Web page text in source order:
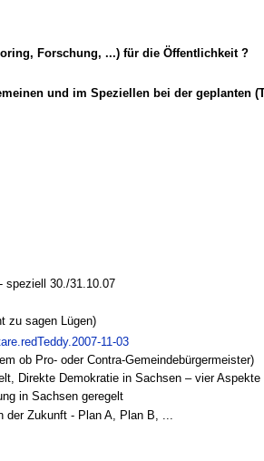
Forschung, ...) für die Öffentlichkeit ?
und im Speziellen bei der geplanten
- speziell 30./31.10.07
zu sagen Lügen)
11-03
ob Pro- oder Contra-Gemeindebürgermeister)
Direkte Demokratie in Sachsen – vier Aspekte
in Sachsen geregelt
Zukunft - Plan A, Plan B, ...